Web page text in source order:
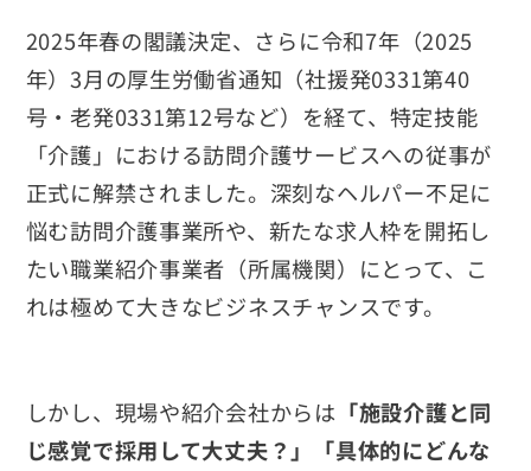
2025年春の閣議決定、さらに令和7年（2025
年）3月の厚生労働省通知（社援発0331第40
号・老発0331第12号など）を経て、特定技能
「介護」における訪問介護サービスへの従事が
正式に解禁されました。深刻なヘルパー不足に
悩む訪問介護事業所や、新たな求人枠を開拓し
たい職業紹介事業者（所属機関）にとって、こ
れは極めて大きなビジネスチャンスです。
しかし、現場や紹介会社からは 「施設介護と同
じ感覚で採用して大丈夫？」「具体的にどんな